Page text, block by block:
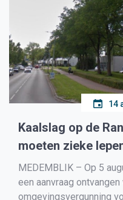
14
Kaalslag op de
moeten zieke
MEDEMBLIK – Op 5
een aanvraag ontvangen
omgevingsvergunning